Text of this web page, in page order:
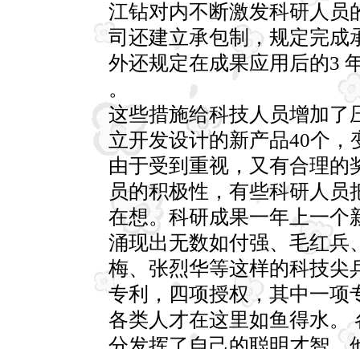
江钻对内不断激发科研人员
司还建立承包制，规定完成
外还规定在成果应用后的3
。
这些措施给科技人员增加了
立开发设计的新产品40个
由于受到重视，又有合理的
员的积极性，有些科研人
在想。科研成果一年上一个
涌现出无数如付强、毛红兵
梅、张烈华等这样的科技尖
专利，四项授权，其中一项
各类人才在这里如鱼得水。